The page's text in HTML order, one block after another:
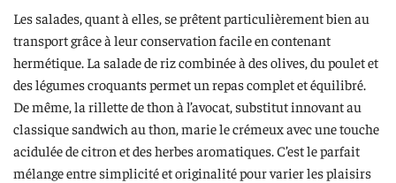
Les salades, quant à elles, se prêtent particulièrement bien au
transport grâce à leur conservation facile en contenant
hermétique. La salade de riz combinée à des olives, du poulet et
des légumes croquants permet un repas complet et équilibré.
De même, la rillette de thon à l’avocat, substitut innovant au
classique sandwich au thon, marie le crémeux avec une touche
acidulée de citron et des herbes aromatiques. C’est le parfait
mélange entre simplicité et originalité pour varier les plaisirs